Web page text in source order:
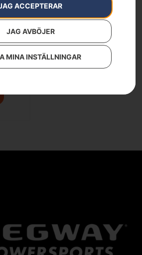
ACCEPTERAR
JAG AVBÖJER
MINA INSTÄLLNINGAR